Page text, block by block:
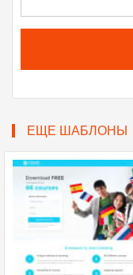
ЕЩЕ ШАБЛОНЫ